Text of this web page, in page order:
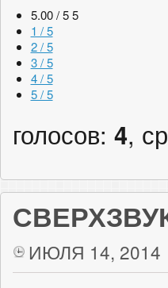
5.00 / 5 5
1 / 5
2 / 5
3 / 5
4 / 5
5 / 5
голосов: 4,
ИЮЛЯ 14, 2014